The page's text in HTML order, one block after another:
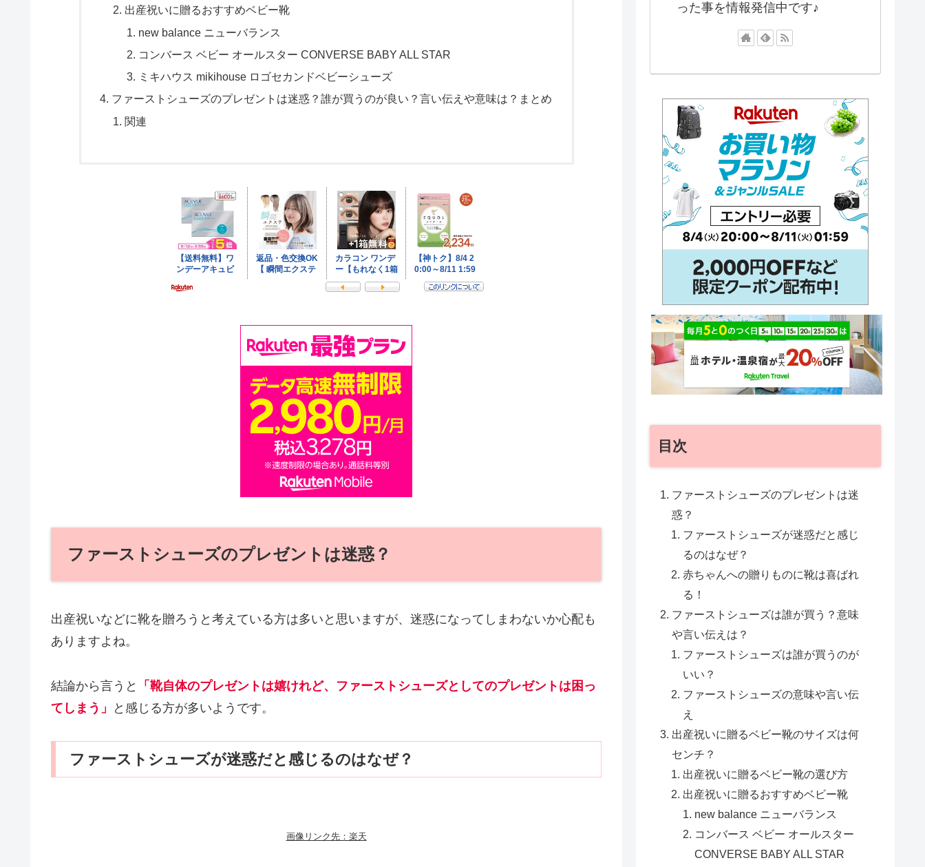
出産祝いに贈るおすすめベビー靴
new balance ニューバランス
コンバース ベビー オールスター CONVERSE BABY ALL STAR
ミキハウス mikihouse ロゴセカンドベビーシューズ
ファーストシューズのプレゼントは迷惑？誰が買うのが良い？言い伝えや意味は？まとめ
関連
ファーストシューズのプレゼントは迷惑？
出産祝いなどに靴を贈ろうと考えている方は多いと思いますが、迷惑になってしまわないか心配も
ありますよね。
結論から言うと
「靴自体のプレゼントは嬉けれど、ファーストシューズとしてのプレゼントは困っ
てしまう」
と感じる方が多いようです。
ファーストシューズが迷惑だと感じるのはなぜ？
画像リンク先：楽天
った事を情報発信中です♪
目次
ファーストシューズのプレゼントは迷
惑？
ファーストシューズが迷惑だと感じ
るのはなぜ？
赤ちゃんへの贈りものに靴は喜ばれ
る！
ファーストシューズは誰が買う？意味
や言い伝えは？
ファーストシューズは誰が買うのが
いい？
ファーストシューズの意味や言い伝
え
出産祝いに贈るベビー靴のサイズは何
センチ？
出産祝いに贈るベビー靴の選び方
出産祝いに贈るおすすめベビー靴
new balance ニューバランス
コンバース ベビー オールスター
CONVERSE BABY ALL STAR